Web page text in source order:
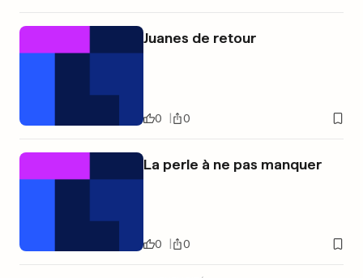
Juanes de retour
0 0
La perle à ne pas manquer
0 0